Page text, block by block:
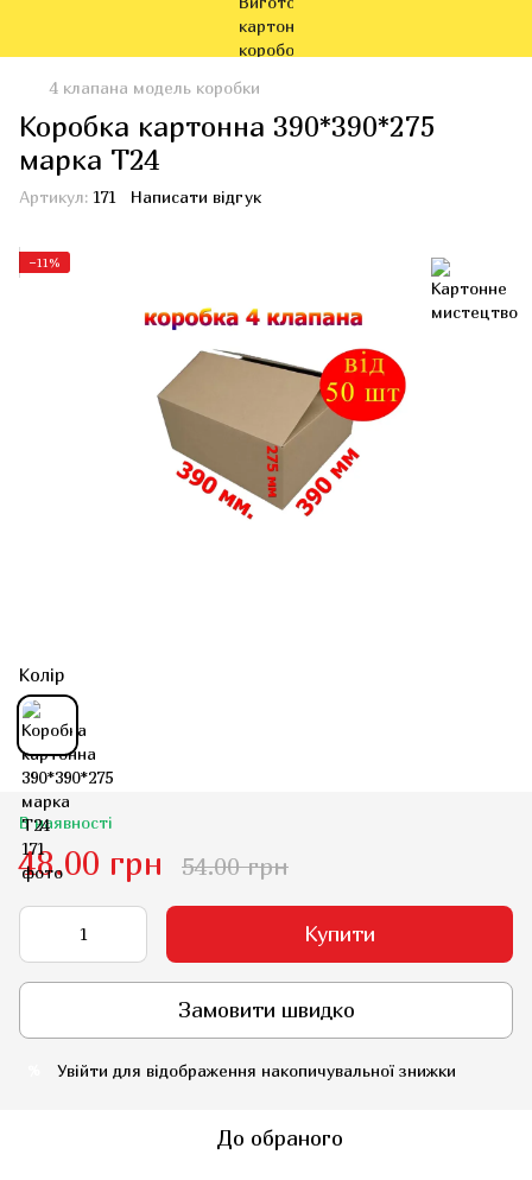
4 клапана модель коробки
Коробка картонна 390*390*275
марка Т24
Артикул: 171 Написати відгук
−11%
Колір
В наявності
48.00 грн 54.00 грн
Купити
Замовити швидко
Увійти для відображення накопичувальної знижки
До обраного